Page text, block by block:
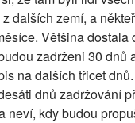
dalších zemí, a
Většina dostala
zadrženi 30 dnů
na dalších třicet
dnů zadržování
neví, kdy budou